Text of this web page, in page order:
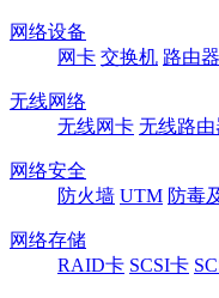
网络设备
网卡 交换机 路由器
无线网络
无线网卡 无线路由
网络安全
防火墙 UTM 防毒
网络存储
RAID卡 SCSI卡